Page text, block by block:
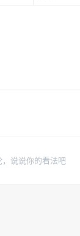
，说说你的看法吧